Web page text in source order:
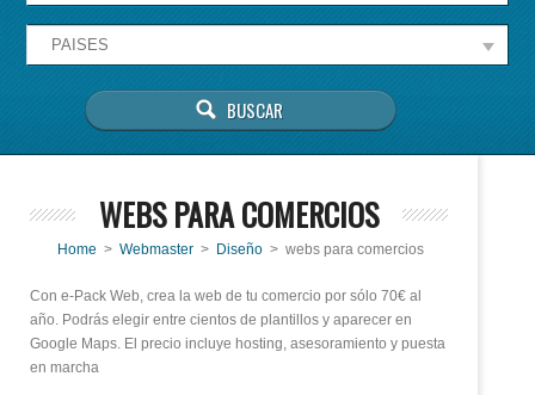
WEBS PARA COMERCIOS
Home > Webmaster > Diseño > webs para comercios
Con e-Pack Web, crea la web de tu comercio por sólo 70€ al
año. Podrás elegir entre cientos de plantillos y aparecer en
Google Maps. El precio incluye hosting, asesoramiento y puesta
en marcha